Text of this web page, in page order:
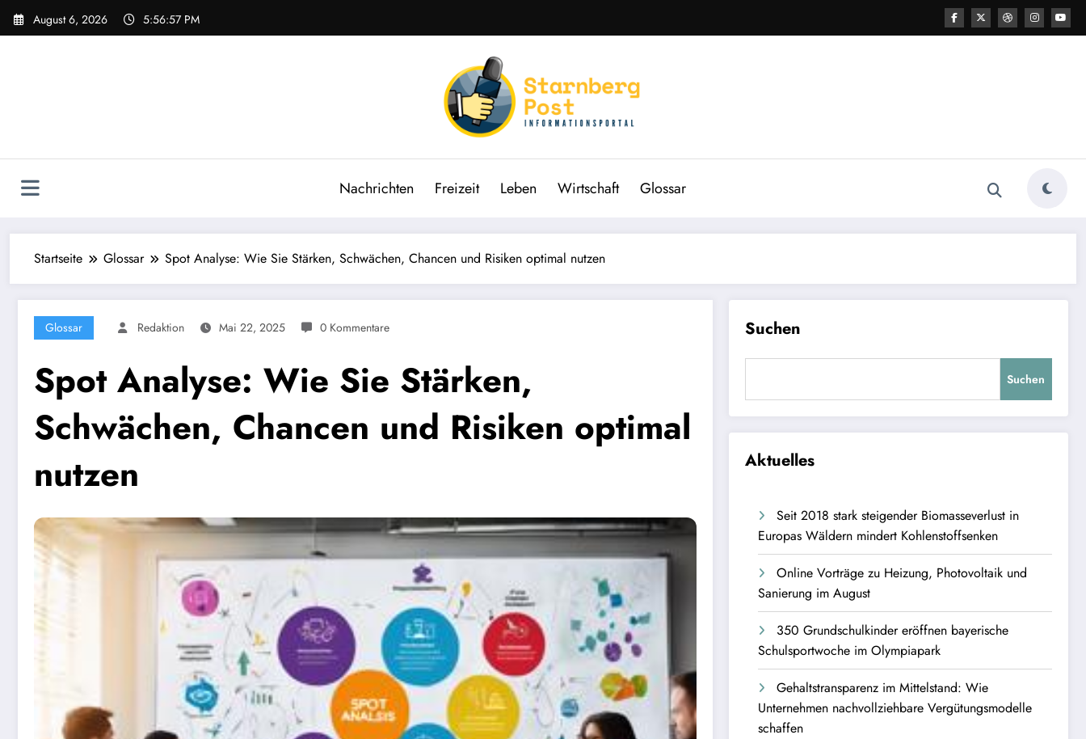
Zum
Inhalt
August 6, 2026 5:56:58 PM
Nachrichten Freizeit Leben Wirtschaft Glossar
Startseite Glossar Spot Analyse: Wie Sie Stärken, Schwächen, Chancen und Risiken optimal nutzen
Glossar Redaktion Mai 22, 2025 0 Kommentare
Spot Analyse: Wie Sie Stärken,
Schwächen, Chancen und Risiken optimal
nutzen
Suchen
Suchen
Aktuelles
Seit 2018 stark steigender Biomasseverlust in
Europas Wäldern mindert Kohlenstoffsenken
Online Vorträge zu Heizung, Photovoltaik und
Sanierung im August
350 Grundschulkinder eröffnen bayerische
Schulsportwoche im Olympiapark
Gehaltstransparenz im Mittelstand: Wie
Unternehmen nachvollziehbare Vergütungsmodelle
schaffen